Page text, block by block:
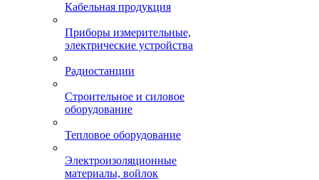
Кабельная продукция
Приборы измерительные,
электрические устройства
Радиостанции
Строительное и силовое
оборудование
Тепловое оборудование
Электроизоляционные
материалы, войлок